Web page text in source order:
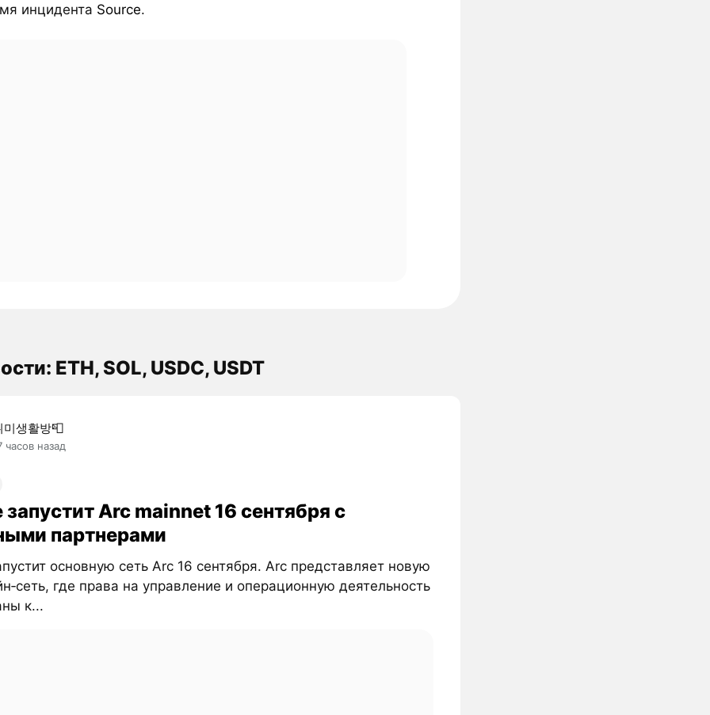
инцидента Source.
ETH, SOL, USDC, USDT
미생활방📮
часов назад
Arc mainnet 16 сентября с
партнерами
основную сеть Arc 16 сентября. Arc представляет новую
где права на управление и операционную деятельность
к...